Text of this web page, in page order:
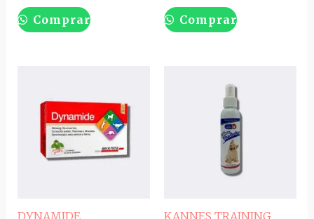
Comprar Comprar
DYNAMIDE KANNES TRAINING